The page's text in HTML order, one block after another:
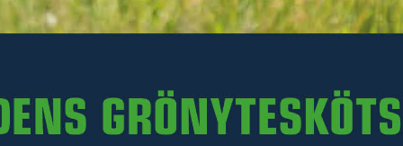
LÄGG I VARUKORGEN